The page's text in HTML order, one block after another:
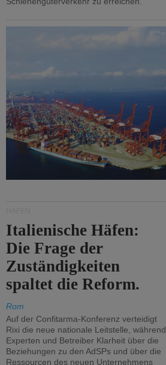
Italienische Häfen:
Die Frage der
Zuständigkeiten
spaltet die Reform.
Rom
Auf der Confitarma-Konferenz verteidigt
Rixi die neue nationale Leitstelle, während
Experten und Betreiber Klarheit über die
Beziehungen zu den AdSPs und über die
Ressourcen des neuen Unternehmens